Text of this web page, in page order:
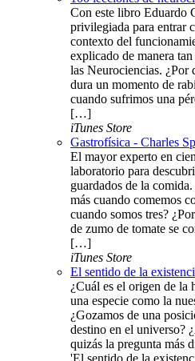
Con este libro Eduardo
privilegiada para entrar
contexto del
explicado de manera
las Neurociencias. ¿Por
dura un momento de
cuando sufrimos una
[…]
iTunes Store
Gastrofísica - Charles
El mayor experto en
laboratorio para
guardados de la
más cuando comemos
cuando somos tres?
de zumo de tomate se
[…]
iTunes Store
El sentido de la
¿Cuál es el origen de la
una especie como la
¿Gozamos de una
destino en el universo?
quizás la pregunta más
'El sentido de la